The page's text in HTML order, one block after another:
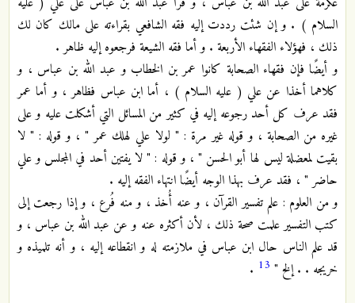
السلام ) . و إن شئت رددت إليه فقه الشافعي بقراءته على مالك كان لك
ذلك ، فهؤلاء الفقهاء الأربعة . و أما فقه الشيعة فرجعوه إليه ظاهر .
و أيضًا فإن فقهاء الصحابة كانوا عمر بن الخطاب و عبد الله بن عباس ، و
كلاهما أخذا عن علي ( عليه السلام ) ، أما ابن عباس فظاهر ، و أما عمر
فقد عرف كل أحد رجوعه إليه في كثير من المسائل التي أشكلت عليه و على
غيره من الصحابة ، و قوله غير مرة : " لولا علي لهلك عمر " ، و قوله : " لا
بقيت لمعضلة ليس لها أبو الحسن " ، و قوله : " لا يفتين أحد في المجلس و علي
حاضر " ، فقد عرف بهذا الوجه أيضًا انتهاء الفقه إليه .
و من العلوم : علم تفسير القرآن ، و عنه أُخذ ، و منه فُرع ، و إذا رجعت إلى
كتب التفسير علمت صحة ذلك ، لأن أكثره عنه و عن عبد الله بن عباس ، و
قد علم الناس حال ابن عباس في ملازمته له و انقطاعه إليه ، و أنه تلميذه و
خريجه . . إلخ " 13
.